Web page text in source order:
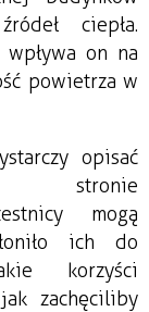
ciepła.
on na
powietrza w
opisać
mogą
ich do
korzyści
zachęciliby